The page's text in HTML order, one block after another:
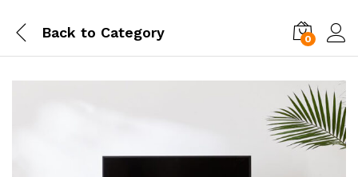
Back to Category 0